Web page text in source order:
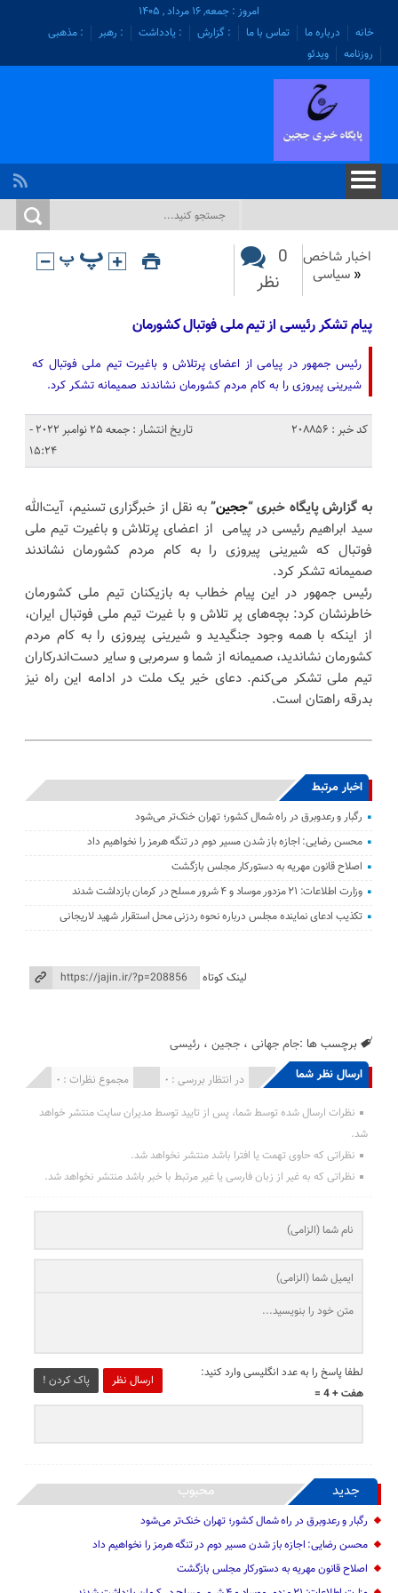
امروز : جمعه, ۱۶ مرداد , ۱۴۰۵
خانه
درباره ما تماس با ما : گزارش : یادداشت : رهبر
: مذهبی
روزنامه
ویدئو
اخبار شاخص
« سیاسی
0
نظر
پیام تشکر رئیسی از تیم ملی فوتبال کشورمان
رئیس جمهور در پیامی از اعضای پرتلاش و باغیرت تیم ملی فوتبال که
شیرینی پیروزی را به کام مردم کشورمان نشاندند صمیمانه تشکر کرد.
کد خبر : 208856
تاریخ انتشار : جمعه 25 نوامبر 2022 -
15:24
به گزارش پایگاه خبری “ججین”به نقل از خبرگزاری تسنیم، آیت‌الله
سید ابراهیم رئیسی در پیامی از اعضای پرتلاش و باغیرت تیم ملی
فوتبال که شیرینی پیروزی را به کام مردم کشورمان نشاندند
صمیمانه تشکر کرد.
رئیس جمهور در این پیام خطاب به بازیکنان تیم ملی کشورمان
خاطرنشان کرد: بچه‌های پر تلاش و با غیرت تیم ملی فوتبال ایران،
از اینکه با همه وجود جنگیدید و شیرینی پیروزی را به کام مردم
کشورمان نشاندید، صمیمانه از شما و سرمربی و سایر دست‌اندرکاران
تیم ملی تشکر می‌کنم. دعای خیر یک ملت در ادامه این راه نیز
بدرقه راهتان است.
اخبار مرتبط
رگبار و رعدوبرق در راه شمال کشور؛ تهران خنک‌تر می‌شود
محسن رضایی: اجازه باز شدن مسیر دوم در تنگه هرمز را نخواهیم داد
اصلاح قانون مهریه به دستورکار مجلس بازگشت
وزارت اطلاعات: ۲۱ مزدور موساد و ۴ شرور مسلح در کرمان بازداشت شدند
تکذیب ادعای نماینده مجلس درباره نحوه ردزنی محل استقرار شهید لاریجانی
لینک کوتاه
برچسب ها :جام جهانی ،ججین ،رئیسی
ارسال نظر شما مجموع نظرات : 0 در انتظار بررسی : 0 انتشار یافته : 0
نظرات ارسال شده توسط شما، پس از تایید توسط مدیران سایت منتشر خواهد
شد.
نظراتی که حاوی تهمت یا افترا باشد منتشر نخواهد شد.
نظراتی که به غیر از زبان فارسی یا غیر مرتبط با خبر باشد منتشر نخواهد شد.
ارسال نظر پاک کردن !
لطفا پاسخ را به عدد انگلیسی وارد کنید:
هفت + 4 =
جدید محبوب
رگبار و رعدوبرق در راه شمال کشور؛ تهران خنک‌تر می‌شود
محسن رضایی: اجازه باز شدن مسیر دوم در تنگه هرمز را نخواهیم داد
اصلاح قانون مهریه به دستورکار مجلس بازگشت